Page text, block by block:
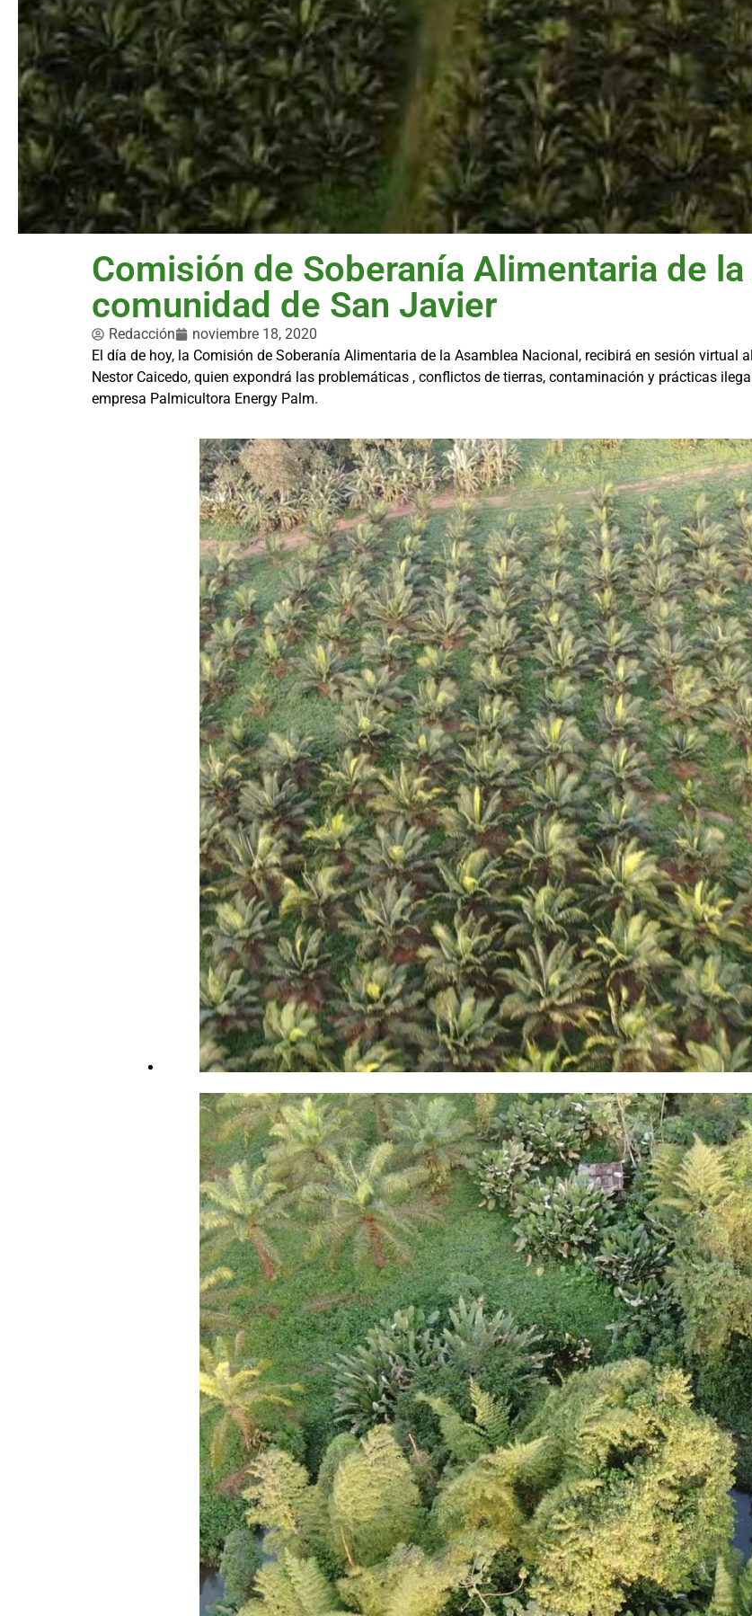
Comisión de Soberanía Alimentaria de
comunidad de San Javier
Redacción
noviembre 18, 2020
El día de hoy, la Comisión de Soberanía Alimentaria de la Asamblea Nacional, recibirá en sesión virtual
Nestor Caicedo, quien expondrá las problemáticas , conflictos de tierras, contaminación y prácticas
empresa Palmicultora Energy Palm.